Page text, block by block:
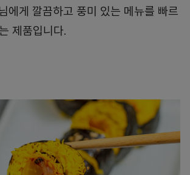
에게 깔끔하고 풍미 있는 메뉴를 빠르
제품입니다.